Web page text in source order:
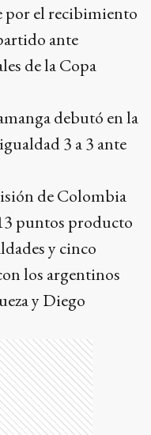
por el recibimiento
ante
de la Copa
debutó en la
3 a 3 ante
de Colombia
puntos producto
y cinco
los argentinos
y Diego